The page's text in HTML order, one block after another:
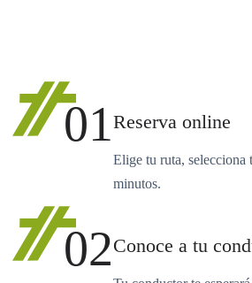
01Reserva online
Elige tu ruta, selecciona
minutos.
02Conoce a tu